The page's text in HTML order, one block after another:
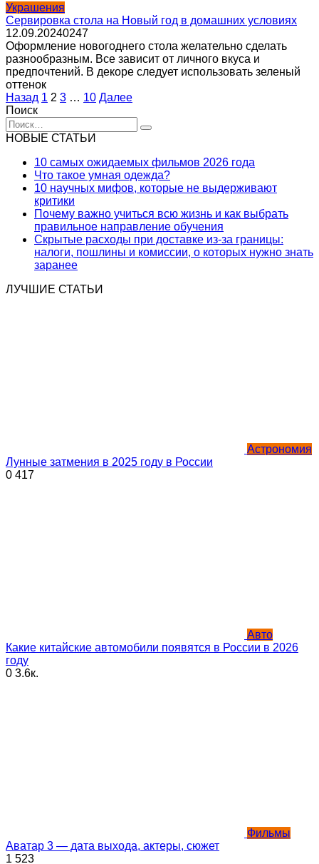
Украшения
Сервировка стола на Новый год в домашних условиях
12.09.20240247
Оформление новогоднего стола желательно сделать
разнообразным. Все зависит от личного вкуса и
предпочтений. В декоре следует использовать зеленый
оттенок
Пагинация
записей
Назад 1 2 3 … 10 Далее
Поиск
Search
for:
НОВЫЕ СТАТЬИ
10 самых ожидаемых фильмов 2026 года
Что такое умная одежда?
10 научных мифов, которые не выдерживают
критики
Почему важно учиться всю жизнь и как выбрать
правильное направление обучения
Скрытые расходы при доставке из-за границы:
налоги, пошлины и комиссии, о которых нужно знать
заранее
ЛУЧШИЕ СТАТЬИ
Астрономия
Лунные затмения в 2025 году в России
0 417
Авто
Какие китайские автомобили появятся в России в 2026
году
0 3.6к.
Фильмы
Аватар 3 — дата выхода, актеры, сюжет
1 523